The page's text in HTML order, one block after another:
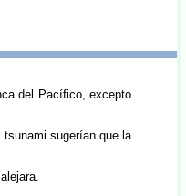
del Pacífico, excepto
sugerían que la